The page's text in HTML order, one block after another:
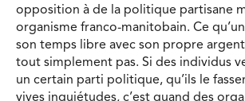
opposition à de la politique partisane
organisme franco-manitobain. Ce
son temps libre avec son propre
tout simplement pas. Si des individus
un certain parti politique, qu’ils le
vives inquiétudes, c’est quand des